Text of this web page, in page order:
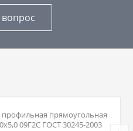
вопрос
профильная прямоугольная
09Г2С ГОСТ 30245-2003